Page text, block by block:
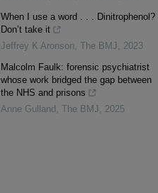
When I use a word . . . Dinitrophenol?
Don’t take it
Jeffrey K Aronson, The BMJ, 2023
Malcolm Faulk: forensic psychiatrist
whose work bridged the gap between
the NHS and prisons
Anne Gulland , The BMJ, 2025